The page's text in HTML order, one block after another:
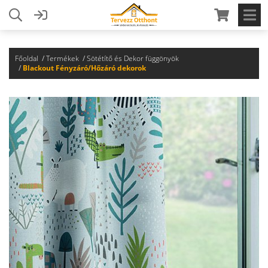
Főoldal Termékek
Sötétítő és Dekor függönyök
Blackout Fényzáró/Hőzáró dekorok